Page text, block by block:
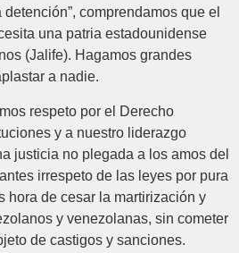
comprendamos que el
una patria estadounidense
(Jalife). Hagamos grandes
a nadie.
respeto por el Derecho
y a nuestro liderazgo
justicia no plegada a los amos del
irrespeto de las leyes por pura
hora de cesar la martirización y
y venezolanas, sin cometer
de castigos y sanciones.